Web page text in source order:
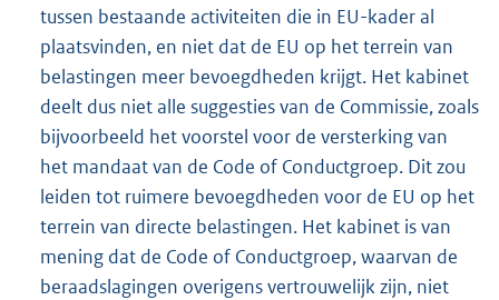
tussen bestaande activiteiten die in EU-kader al
plaatsvinden, en niet dat de EU op het terrein van
belastingen meer bevoegdheden krijgt. Het kabinet
deelt dus niet alle suggesties van de Commissie, zoals
bijvoorbeeld het voorstel voor de versterking van
het mandaat van de Code of Conductgroep. Dit zou
leiden tot ruimere bevoegdheden voor de EU op het
terrein van directe belastingen. Het kabinet is van
mening dat de Code of Conductgroep, waarvan de
beraadslagingen overigens vertrouwelijk zijn, niet